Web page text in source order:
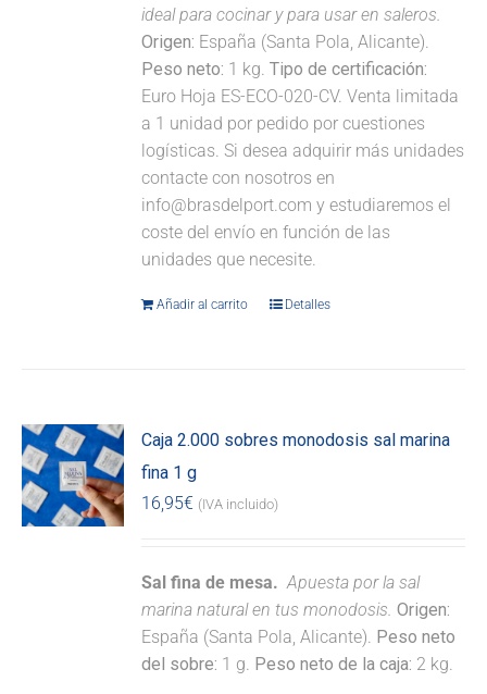
ideal para cocinar y para usar en saleros.
Origen: España (Santa Pola, Alicante).
Peso neto: 1 kg.Tipo de certificación:
Euro Hoja ES-ECO-020-CV. Venta limitada
a 1 unidad por pedido por cuestiones
logísticas. Si desea adquirir más unidades
contacte con nosotros en
info@brasdelport.com y estudiaremos el
coste del envío en función de las
unidades que necesite.
Añadir al carrito Detalles
Caja 2.000 sobres monodosis sal marina
fina 1 g
16,95€ (IVA incluido)
Sal fina de mesa. Apuesta por la sal
marina natural en tus monodosis. Origen:
España (Santa Pola, Alicante). Peso neto
del sobre: 1 g. Peso neto de la caja: 2 kg.